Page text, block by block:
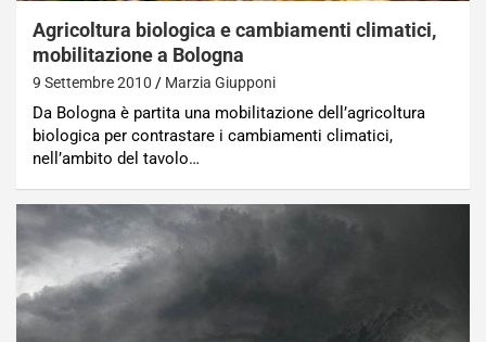
Agricoltura biologica e cambiamenti climatici,
mobilitazione a Bologna
9 Settembre 2010 Marzia Giupponi
Da Bologna è partita una mobilitazione dell’agricoltura
biologica per contrastare i cambiamenti climatici,
nell’ambito del tavolo…